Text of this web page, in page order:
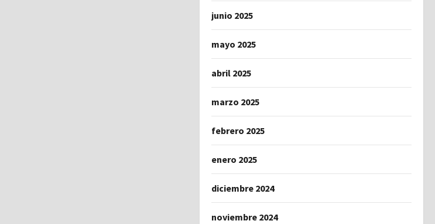
junio 2025
mayo 2025
abril 2025
marzo 2025
febrero 2025
enero 2025
diciembre 2024
noviembre 2024